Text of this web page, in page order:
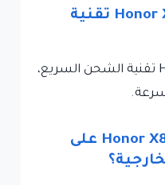
1. هل يدعم هاتف Honor X8 5G تقنية
نعم، يدعم هاتف Honor X8 5G تقنية الشحن السريع،
2. هل يحتوي هاتف Honor X8 5G على